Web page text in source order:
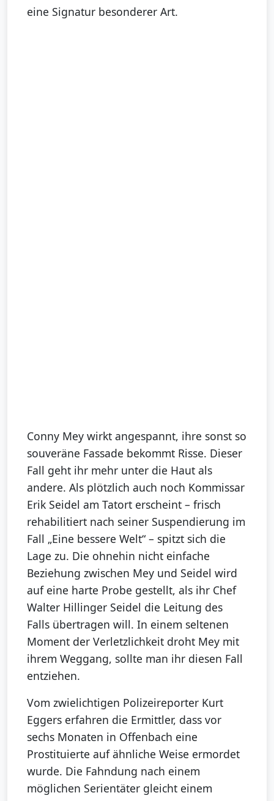
eine Signatur besonderer Art.
Conny Mey wirkt angespannt, ihre sonst so
souveräne Fassade bekommt Risse. Dieser
Fall geht ihr mehr unter die Haut als
andere. Als plötzlich auch noch Kommissar
Erik Seidel am Tatort erscheint – frisch
rehabilitiert nach seiner Suspendierung im
Fall „Eine bessere Welt“ – spitzt sich die
Lage zu. Die ohnehin nicht einfache
Beziehung zwischen Mey und Seidel wird
auf eine harte Probe gestellt, als ihr Chef
Walter Hillinger Seidel die Leitung des
Falls übertragen will. In einem seltenen
Moment der Verletzlichkeit droht Mey mit
ihrem Weggang, sollte man ihr diesen Fall
entziehen.
Vom zwielichtigen Polizeireporter Kurt
Eggers erfahren die Ermittler, dass vor
sechs Monaten in Offenbach eine
Prostituierte auf ähnliche Weise ermordet
wurde. Die Fahndung nach einem
möglichen Serientäter gleicht einem